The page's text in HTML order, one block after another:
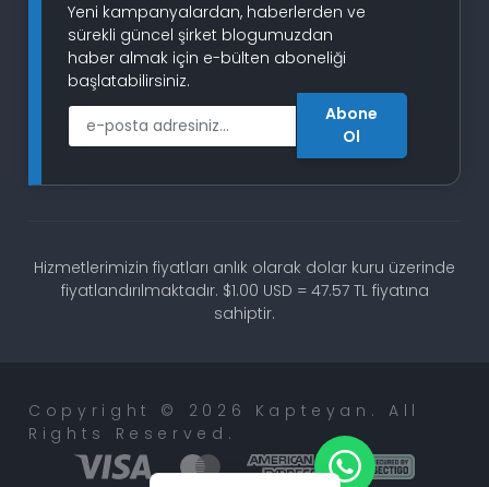
Yeni kampanyalardan, haberlerden ve
sürekli güncel şirket blogumuzdan
haber almak için e-bülten aboneliği
başlatabilirsiniz.
E-Posta
Abone
Ol
Hizmetlerimizin fiyatları anlık olarak dolar kuru üzerinde
fiyatlandırılmaktadır. $1.00 USD = 47.57 TL fiyatına
sahiptir.
Copyright © 2026 Kapteyan. All
Rights Reserved.